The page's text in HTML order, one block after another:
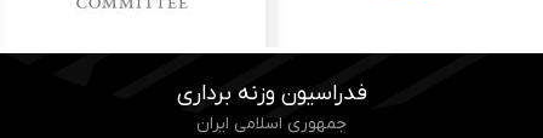
فدراسیون وزنه برداری
جمهوری اسلامی ایران